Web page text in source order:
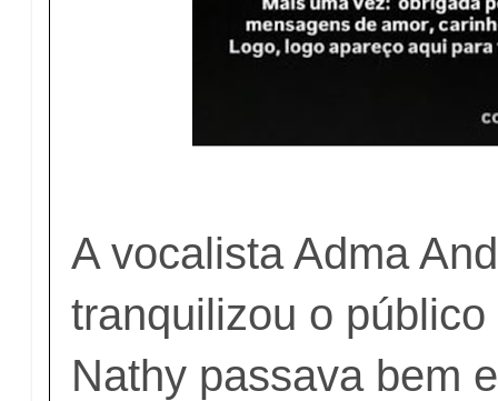
A vocalista Adma
tranquilizou o
Nathy passava bem